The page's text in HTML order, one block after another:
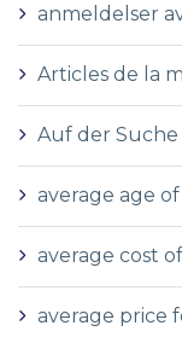
anmeldelser
Articles de la
Auf der
average age
average cost
average price